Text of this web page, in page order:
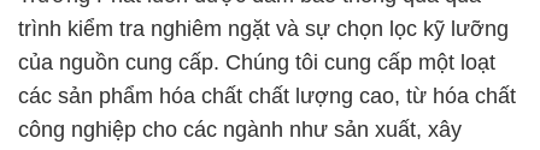
trình kiểm tra nghiêm ngặt và sự chọn lọc kỹ lưỡng
của nguồn cung cấp. Chúng tôi cung cấp một loạt
các sản phẩm hóa chất chất lượng cao, từ hóa chất
công nghiệp cho các ngành như sản xuất, xây